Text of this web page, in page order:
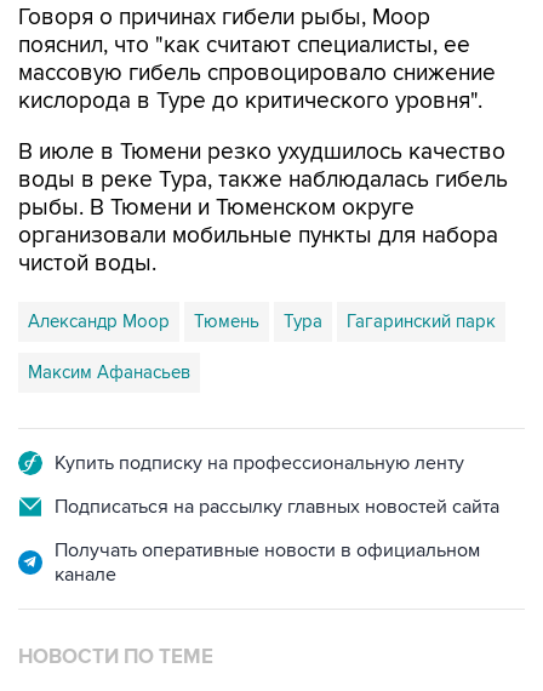
Говоря о причинах гибели рыбы, Моор
пояснил, что "как считают специалисты, ее
массовую гибель спровоцировало снижение
кислорода в Туре до критического уровня".
В июле в Тюмени резко ухудшилось качество
воды в реке Тура, также наблюдалась гибель
рыбы. В Тюмени и Тюменском округе
организовали мобильные пункты для набора
чистой воды.
Александр Моор Тюмень Тура Гагаринский парк
Максим Афанасьев
Купить подписку на профессиональную ленту
Подписаться на рассылку главных новостей сайта
Получать оперативные новости в официальном
канале
НОВОСТИ ПО ТЕМЕ